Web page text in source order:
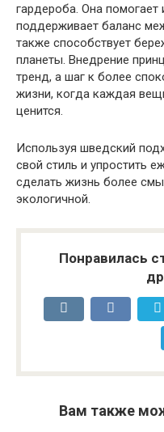
гардероба. Она помогает
поддерживает баланс
также способствует
планеты. Внедрение
тренд, а шаг к более
жизни, когда каждая
ценится.
Используя шведский
свой стиль и упростить
сделать жизнь более
экологичной.
Понравилась
Вам также